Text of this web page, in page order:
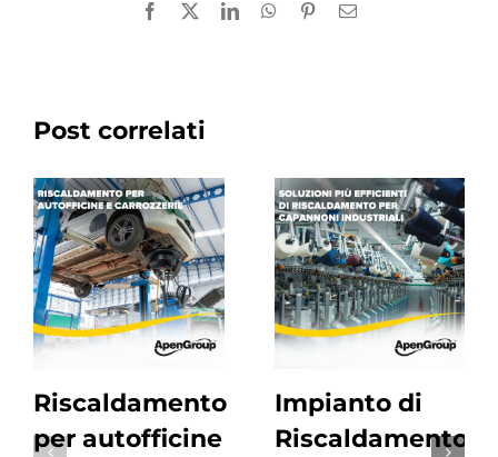
Facebook LinkedInWhatsApp
PinterestEmail
Post correlati
Riscaldamento
per autofficine
Impianto di
Riscaldamento